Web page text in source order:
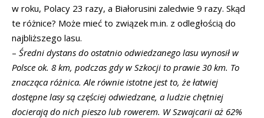
w roku, Polacy 23 razy, a Białorusini zaledwie 9 razy. Skąd
te różnice? Może mieć to związek m.in. z odległością do
najbliższego lasu.
– Średni dystans do ostatnio odwiedzanego lasu wynosił w
Polsce ok. 8 km, podczas gdy w Szkocji to prawie 30 km. To
znacząca różnica. Ale równie istotne jest to, że łatwiej
dostępne lasy są częściej odwiedzane, a ludzie chętniej
docierają do nich pieszo lub rowerem. W Szwajcarii aż 62%